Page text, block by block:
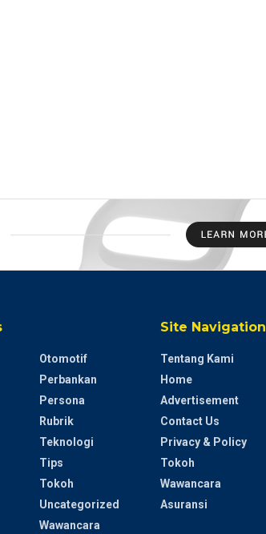
Otomotif
Perbankan
Persona
Rubrik
Teknologi
Tips
Tokoh
Uncategorized
Wawancara
Site Navigation
Tentang Kami
Home
Advertisement
Contact Us
Privacy & Policy
Tokoh
Wawancara
Asuransi